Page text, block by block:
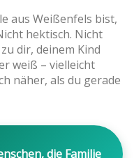
aus Weißenfels bist,
hektisch. Nicht
dir, deinem Kind
weiß – vielleicht
näher, als du gerade
die Familie